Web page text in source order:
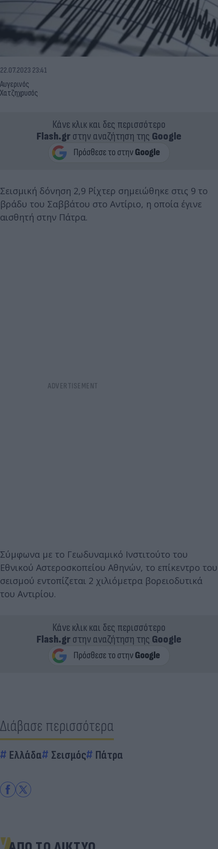
Αυγερινός
Χατζηχρυσός
22.07.2023 23:41
Κάνε κλικ και δες περισσότερο
Flash.grστην αναζήτηση της Google
Σεισμική δόνηση 2,9 Ρίχτερ σημειώθηκε στις 9 το
βράδυ του Σαββάτου στο Αντίριο, η οποία έγινε
αισθητή στην Πάτρα.
Σύμφωνα με το Γεωδυναμικό Ινστιτούτο του
Εθνικού Αστεροσκοπείου Αθηνών, το επίκεντρο του
σεισμού εντοπίζεται 2 χιλιόμετρα βορειοδυτικά
του Αντιρίου.
Κάνε κλικ και δες περισσότερο
Flash.grστην αναζήτηση της Google
Διάβασε περισσότερα
Ελλάδα Σεισμός Πάτρα